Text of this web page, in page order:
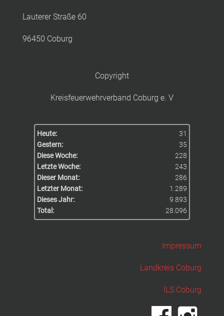
Lauterer Straße 60
96450 Coburg
Copyright
Kreisfeuerwehrverband Coburg e. V
Heute:
31
Gestern:
35
Diese Woche:
228
Letzte Woche:
243
Dieser Monat:
286
Letzter Monat:
1.289
Dieses Jahr:
9.893
Total:
28.096
Impressum
Landkreis Coburg
ILS Coburg